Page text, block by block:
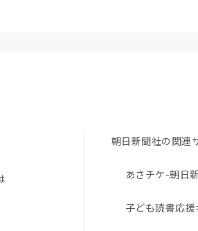
朝日新聞社の関連
あさチケ-朝日
子ども読書応